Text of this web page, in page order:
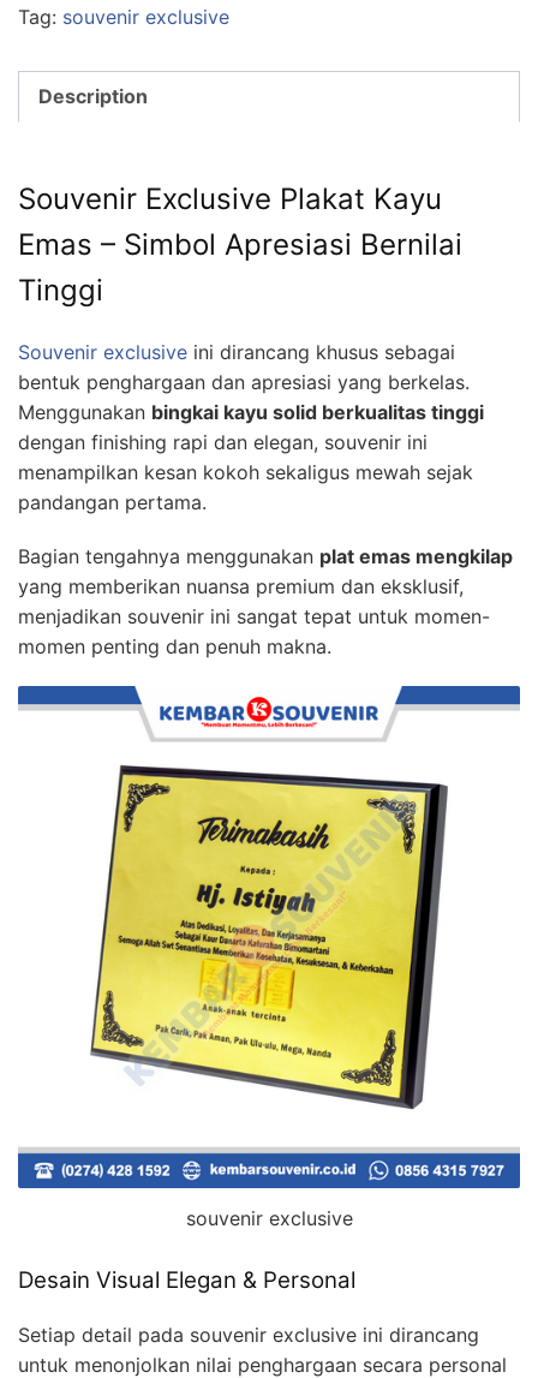
Tag: souvenir exclusive
Description
Souvenir Exclusive Plakat Kayu
Emas – Simbol Apresiasi Bernilai
Tinggi
Souvenir exclusive ini dirancang khusus sebagai
bentuk penghargaan dan apresiasi yang berkelas.
Menggunakan bingkai kayu solid berkualitas tinggi
dengan finishing rapi dan elegan, souvenir ini
menampilkan kesan kokoh sekaligus mewah sejak
pandangan pertama.
Bagian tengahnya menggunakan plat emas mengkilap
yang memberikan nuansa premium dan eksklusif,
menjadikan souvenir ini sangat tepat untuk momen-
momen penting dan penuh makna.
souvenir exclusive
Desain Visual Elegan & Personal
Setiap detail pada souvenir exclusive ini dirancang
untuk menonjolkan nilai penghargaan secara personal